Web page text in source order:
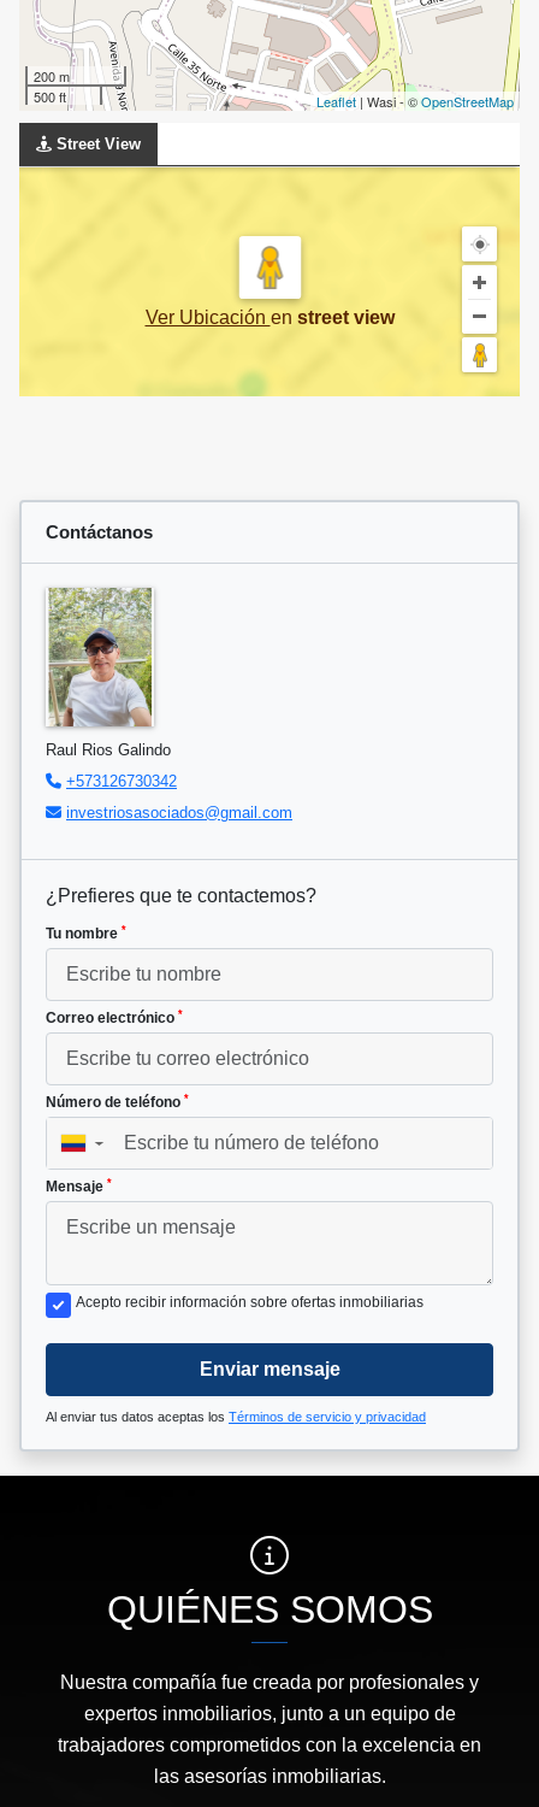
200 m
500 ft
Leaflet | Wasi - ©OpenStreetMap
Street View
Ver Ubicación en street view
Contáctanos
Raul Rios Galindo
+573126730342
investriosasociados@gmail.com
¿Prefieres que te contactemos?
Tu nombre *
Correo electrónico *
Número de teléfono *
▼
Mensaje *
Acepto recibir información sobre ofertas inmobiliarias
Enviar mensaje
Al enviar tus datos aceptas los Términos de servicio y privacidad
QUIÉNES SOMOS
Nuestra compañía fue creada por profesionales y
expertos inmobiliarios, junto a un equipo de
trabajadores comprometidos con la excelencia en
las asesorías inmobiliarias.